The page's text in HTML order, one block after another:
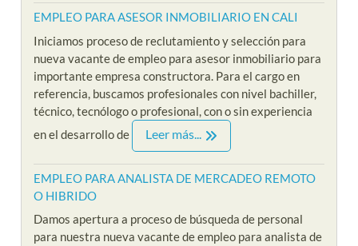
EMPLEO PARA ASESOR INMOBILIARIO EN CALI
Iniciamos proceso de reclutamiento y selección para
nueva vacante de empleo para asesor inmobiliario para
importante empresa constructora. Para el cargo en
referencia, buscamos profesionales con nivel bachiller,
técnico, tecnólogo o profesional, con o sin experiencia
en el desarrollo de
Leer más...
EMPLEO PARA ANALISTA DE MERCADEO REMOTO
O HIBRIDO
Damos apertura a proceso de búsqueda de personal
para nuestra nueva vacante de empleo para analista de